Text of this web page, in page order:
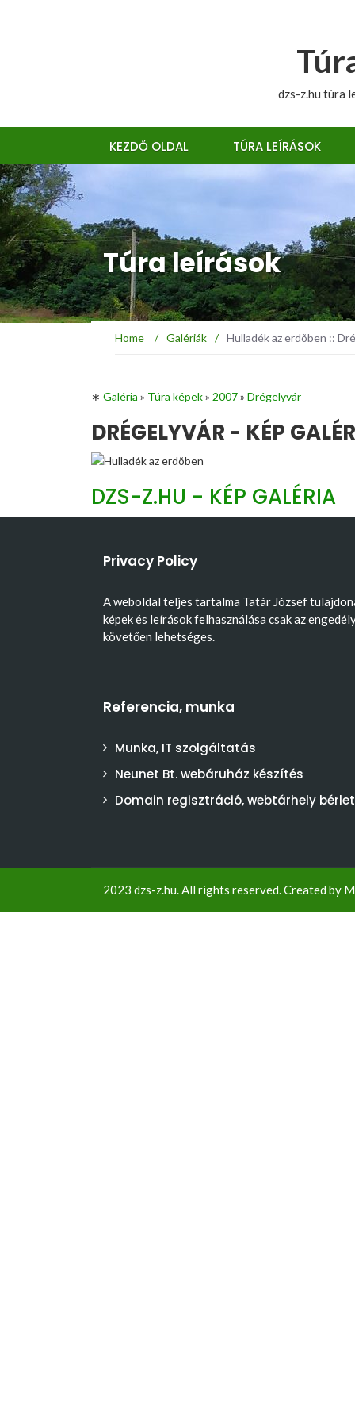
dzs-z.hu túra
KEZDŐ OLDAL TÚRA LEÍRÁSOK
Túra leírások
Home / Galériák / Hulladék az erdõben ::
∗ Galéria » Túra képek» 2007» Drégelyvár
DRÉGELYVÁR - KÉP
DZS-Z.HU - KÉP GALÉRIA
Privacy Policy
A weboldal teljes tartalma Tatár József
képek és leírások felhasználása csak az
követően lehetséges.
Referencia, munka
Munka, IT szolgáltatás
Neunet Bt. webáruház készítés
Domain regisztráció, webtárhely bérlet
2023 dzs-z.hu. All rights reserved. Created by